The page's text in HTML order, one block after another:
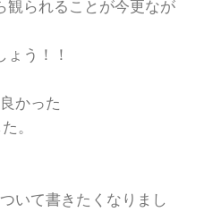
られることが今更なが
う！！
かった
。
いて書きたくなりまし